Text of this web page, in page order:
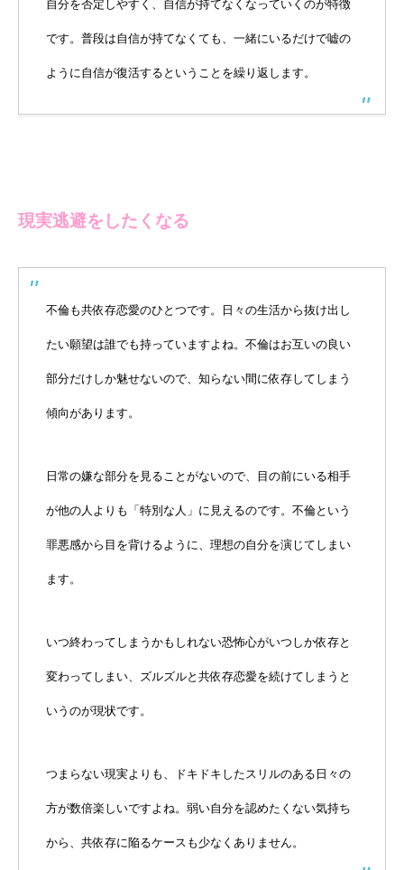
自分を否定しやすく、自信が持てなくなっていくのが特徴
です。普段は自信が持てなくても、一緒にいるだけで嘘の
ように自信が復活するということを繰り返します。
現実逃避をしたくなる
不倫も共依存恋愛のひとつです。日々の生活から抜け出し
たい願望は誰でも持っていますよね。不倫はお互いの良い
部分だけしか魅せないので、知らない間に依存してしまう
傾向があります。
日常の嫌な部分を見ることがないので、目の前にいる相手
が他の人よりも「特別な人」に見えるのです。不倫という
罪悪感から目を背けるように、理想の自分を演じてしまい
ます。
いつ終わってしまうかもしれない恐怖心がいつしか依存と
変わってしまい、ズルズルと共依存恋愛を続けてしまうと
いうのが現状です。
つまらない現実よりも、ドキドキしたスリルのある日々の
方が数倍楽しいですよね。弱い自分を認めたくない気持ち
から、共依存に陥るケースも少なくありません。